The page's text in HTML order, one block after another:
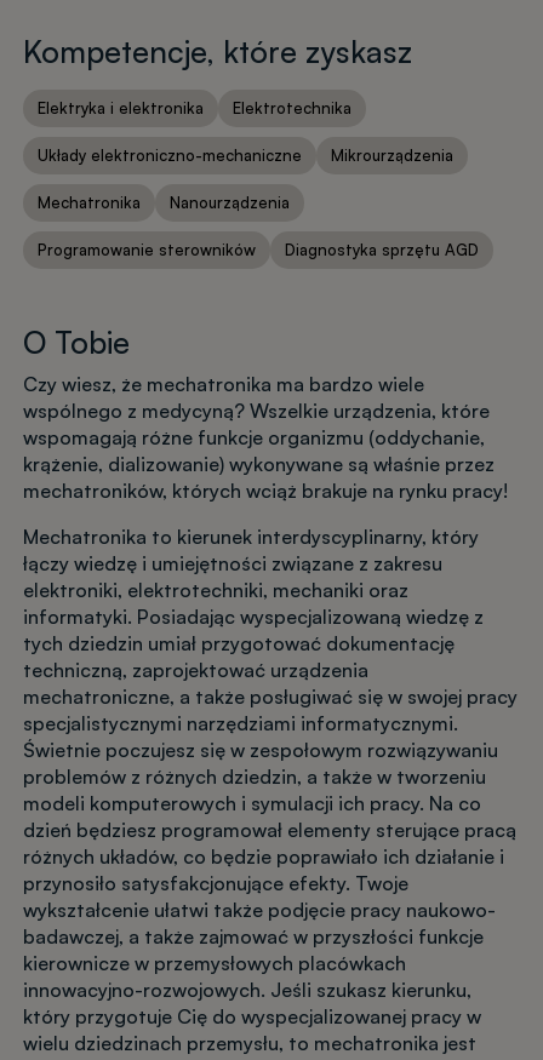
Kompetencje, które zyskasz
Elektryka i elektronika Elektrotechnika
Układy elektroniczno-mechaniczne Mikrourządzenia
Mechatronika Nanourządzenia
Programowanie sterowników Diagnostyka sprzętu AGD
O Tobie
Czy wiesz, że mechatronika ma bardzo wiele
wspólnego z medycyną? Wszelkie urządzenia, które
wspomagają różne funkcje organizmu (oddychanie,
krążenie, dializowanie) wykonywane są właśnie przez
mechatroników, których wciąż brakuje na rynku pracy!
Mechatronika to kierunek interdyscyplinarny, który
łączy wiedzę i umiejętności związane z zakresu
elektroniki, elektrotechniki, mechaniki oraz
informatyki. Posiadając wyspecjalizowaną wiedzę z
tych dziedzin umiał przygotować dokumentację
techniczną, zaprojektować urządzenia
mechatroniczne, a także posługiwać się w swojej pracy
specjalistycznymi narzędziami informatycznymi.
Świetnie poczujesz się w zespołowym rozwiązywaniu
problemów z różnych dziedzin, a także w tworzeniu
modeli komputerowych i symulacji ich pracy. Na co
dzień będziesz programował elementy sterujące pracą
różnych układów, co będzie poprawiało ich działanie i
przynosiło satysfakcjonujące efekty. Twoje
wykształcenie ułatwi także podjęcie pracy naukowo-
badawczej, a także zajmować w przyszłości funkcje
kierownicze w przemysłowych placówkach
innowacyjno-rozwojowych. Jeśli szukasz kierunku,
który przygotuje Cię do wyspecjalizowanej pracy w
wielu dziedzinach przemysłu, to mechatronika jest